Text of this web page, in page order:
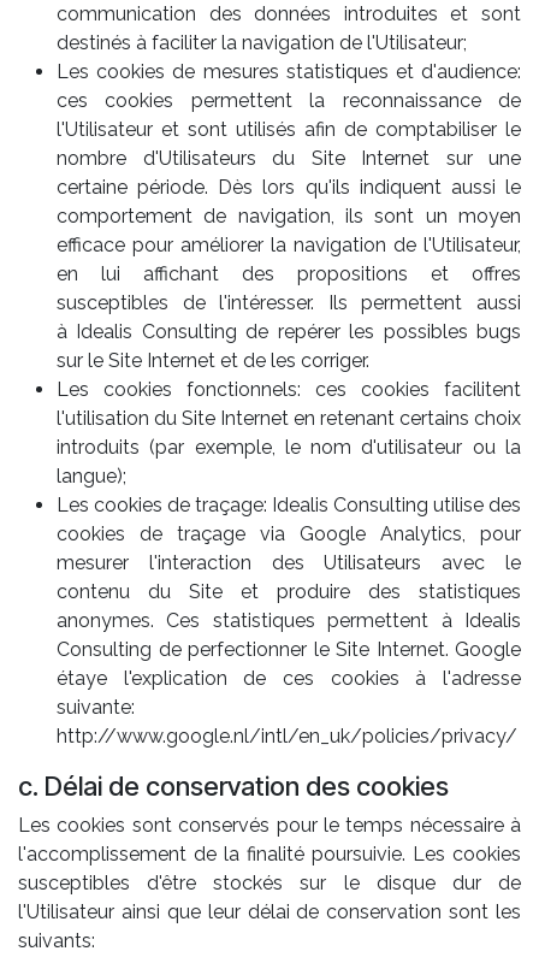
communication des données introduites et sont
destinés à faciliter la navigation de l'Utilisateur;
Les cookies de mesures statistiques et d'audience:
ces cookies permettent la reconnaissance de
l'Utilisateur et sont utilisés afin de comptabiliser le
nombre d'Utilisateurs du Site Internet sur une
certaine période. Dès lors qu'ils indiquent aussi le
comportement de navigation, ils sont un moyen
efficace pour améliorer la navigation de l'Utilisateur,
en lui affichant des propositions et offres
susceptibles de l'intéresser. Ils permettent aussi
à Idealis Consulting de repérer les possibles bugs
sur le Site Internet et de les corriger.
Les cookies fonctionnels: ces cookies facilitent
l'utilisation du Site Internet en retenant certains choix
introduits (par exemple, le nom d'utilisateur ou la
langue);
Les cookies de traçage: Idealis Consulting utilise des
cookies de traçage via Google Analytics, pour
mesurer l'interaction des Utilisateurs avec le
contenu du Site et produire des statistiques
anonymes. Ces statistiques permettent à Idealis
Consulting de perfectionner le Site Internet. Google
étaye l'explication de ces cookies à l'adresse
suivante:
http://www.google.nl/intl/en_uk/policies/privacy/
c. Délai de conservation des cookies
Les cookies sont conservés pour le temps nécessaire à
l'accomplissement de la finalité poursuivie. Les cookies
susceptibles d'être stockés sur le disque dur de
l'Utilisateur ainsi que leur délai de conservation sont les
suivants: